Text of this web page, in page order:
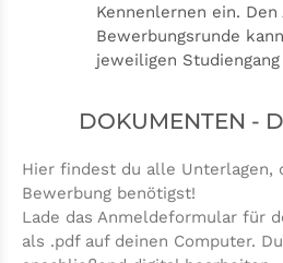
Kennenlernen ein.
Bewerbungsrunde
jeweiligen
DOKUMENTEN -
Hier findest du alle Unterlagen,
Bewerbung benötigst!
Lade das Anmeldeformular für
als .pdf auf deinen Computer.